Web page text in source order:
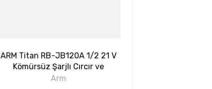
ARM Titan RB-JB120A 1/2 21 V
Kömürsüz Şarjlı Cırcır ve
Vidalama Seti – 160 N.m Güç
Arm